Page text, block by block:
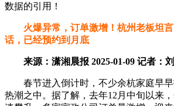
数据的引用！
火爆异常，订单激增！杭州老板坦言
话，已经预约到月底
来源：潇湘晨报 2025-01-09 记者：
春节进入倒计时，不少余杭家庭早早
热潮之中。据了解，去年12月中旬以来